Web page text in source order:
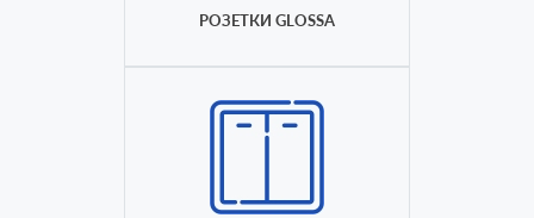
РОЗЕТКИ GLOSSA